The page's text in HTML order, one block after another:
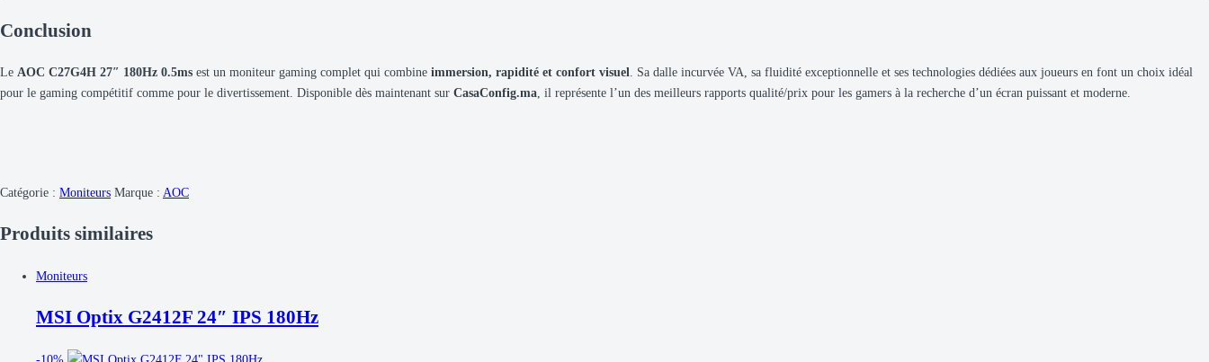
Conclusion
Le AOC C27G4H 27″ 180Hz 0.5ms est un moniteur gaming complet qui combine immersion, rapidité et confort visuel. Sa dalle incurvée VA, sa fluidité exceptionnelle et ses technologies dédiées aux joueurs en font un choix idéal
pour le gaming compétitif comme pour le divertissement. Disponible dès maintenant sur CasaConfig.ma, il représente l’un des meilleurs rapports qualité/prix pour les gamers à la recherche d’un écran puissant et moderne.
Catégorie : Moniteurs Marque : AOC
Produits similaires
Moniteurs
MSI Optix G2412F 24″ IPS 180Hz